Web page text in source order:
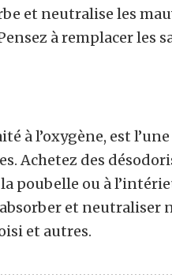
et neutralise les
à remplacer les
à l’oxygène, est
Achetez des
poubelle ou à
et neutraliser
et autres.